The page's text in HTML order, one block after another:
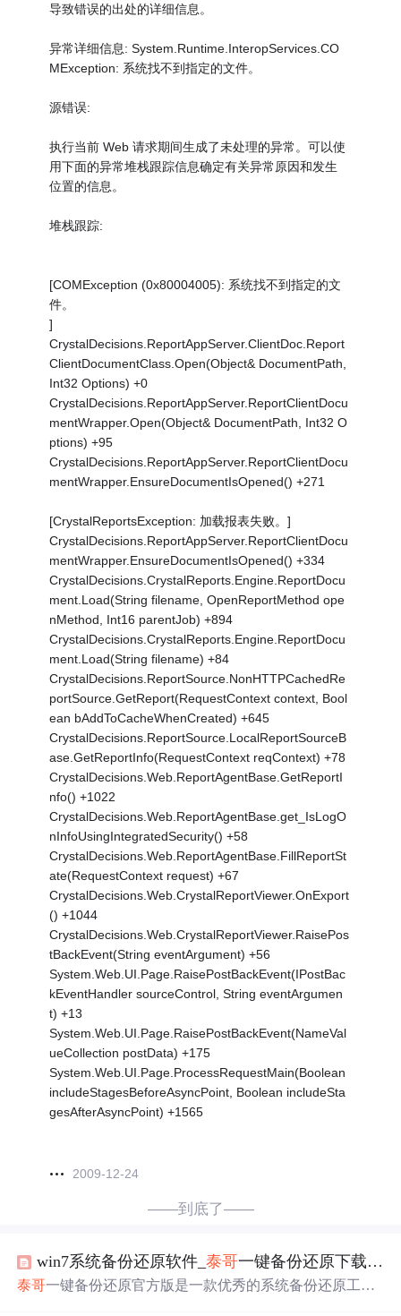
导致错误的出处的详细信息。
异常详细信息: System.Runtime.InteropServices.CO
MException: 系统找不到指定的文件。
源错误:
执行当前 Web 请求期间生成了未处理的异常。可以使
用下面的异常堆栈跟踪信息确定有关异常原因和发生
位置的信息。
堆栈跟踪:
[COMException (0x80004005): 系统找不到指定的文
件。
]
CrystalDecisions.ReportAppServer.ClientDoc.Report
ClientDocumentClass.Open(Object& DocumentPath,
Int32 Options) +0
CrystalDecisions.ReportAppServer.ReportClientDocu
mentWrapper.Open(Object& DocumentPath, Int32 O
ptions) +95
CrystalDecisions.ReportAppServer.ReportClientDocu
mentWrapper.EnsureDocumentIsOpened() +271
[CrystalReportsException: 加载报表失败。]
CrystalDecisions.ReportAppServer.ReportClientDocu
mentWrapper.EnsureDocumentIsOpened() +334
CrystalDecisions.CrystalReports.Engine.ReportDocu
ment.Load(String filename, OpenReportMethod ope
nMethod, Int16 parentJob) +894
CrystalDecisions.CrystalReports.Engine.ReportDocu
ment.Load(String filename) +84
CrystalDecisions.ReportSource.NonHTTPCachedRe
portSource.GetReport(RequestContext context, Bool
ean bAddToCacheWhenCreated) +645
CrystalDecisions.ReportSource.LocalReportSourceB
ase.GetReportInfo(RequestContext reqContext) +78
CrystalDecisions.Web.ReportAgentBase.GetReportI
nfo() +1022
CrystalDecisions.Web.ReportAgentBase.get_IsLogO
nInfoUsingIntegratedSecurity() +58
CrystalDecisions.Web.ReportAgentBase.FillReportSt
ate(RequestContext request) +67
CrystalDecisions.Web.CrystalReportViewer.OnExport
() +1044
CrystalDecisions.Web.CrystalReportViewer.RaisePos
tBackEvent(String eventArgument) +56
System.Web.UI.Page.RaisePostBackEvent(IPostBac
kEventHandler sourceControl, String eventArgumen
t) +13
System.Web.UI.Page.RaisePostBackEvent(NameVal
ueCollection postData) +175
System.Web.UI.Page.ProcessRequestMain(Boolean
includeStagesBeforeAsyncPoint, Boolean includeSta
gesAfterAsyncPoint) +1565
2009-12-24
——到底了——
win7系统备份还原软件_泰哥一键备份还原下载_ 泰
泰哥一键备份还原官方版是一款优秀的系统备份还原工